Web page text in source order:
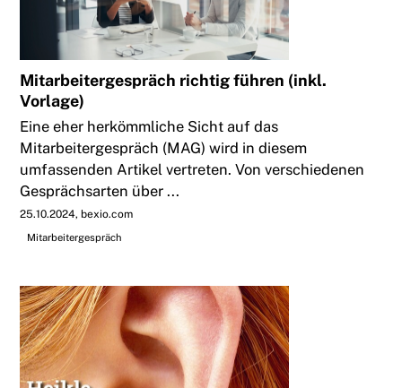
Mitarbeitergespräch richtig führen (inkl.
Vorlage)
Eine eher herkömmliche Sicht auf das
Mitarbeitergespräch (MAG) wird in diesem
umfassenden Artikel vertreten. Von verschiedenen
Gesprächsarten über ...
25.10.2024 bexio.com
Mitarbeitergespräch